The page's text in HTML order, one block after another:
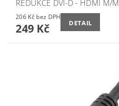
REDUKCE DVI-D - HDMI M/M
206 Kč bez DPH
249 Kč DETAIL